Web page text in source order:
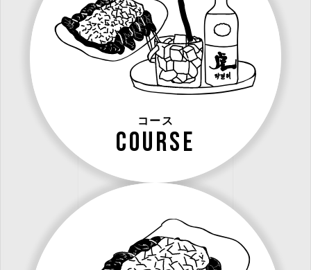
コース
course